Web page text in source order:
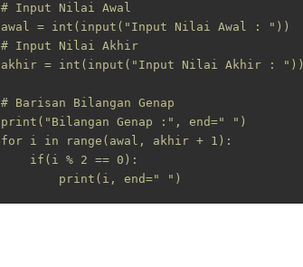
# Input Nilai Awal
awal = int(input("Input Nilai Awal : "))
# Input Nilai Akhir
akhir = int(input("Input Nilai Akhir : "))
# Barisan Bilangan Genap
print("Bilangan Genap :", end=" ")
for i in range(awal, akhir + 1):